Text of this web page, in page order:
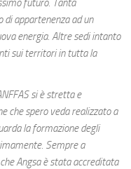
futuro. Tanta
di appartenenza ad un
energia. Altre sedi intanto
sui territori in tutta la
si è stretta e
che spero veda realizzato a
la formazione degli
Sempre a
Angsa è stata accreditata